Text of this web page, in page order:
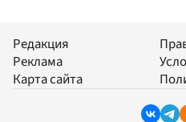
Редакция
Реклама
Карта сайта